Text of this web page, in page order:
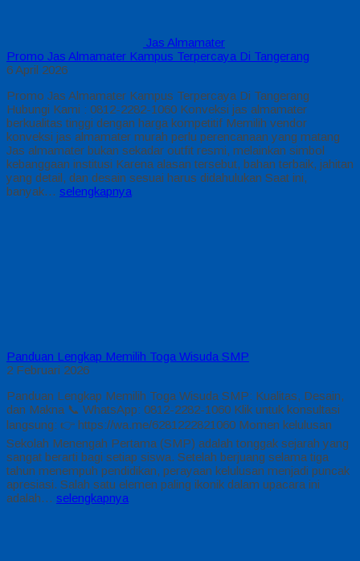
Jas Almamater
Promo Jas Almamater Kampus Terpercaya Di Tangerang
6 April 2026
Promo Jas Almamater Kampus Terpercaya Di Tangerang
Hubungi Kami : 0812-2282-1060 Konveksi jas almamater
berkualitas tinggi dengan harga kompetitif Memilih vendor
konveksi jas almamater murah perlu perencanaan yang matang
Jas almamater bukan sekadar outfit resmi, melainkan simbol
kebanggaan institusi Karena alasan tersebut, bahan terbaik, jahitan
yang detail, dan desain sesuai harus didahulukan Saat ini,
banyak… selengkapnya
Panduan Lengkap Memilih Toga Wisuda SMP
2 Februari 2026
Panduan Lengkap Memilih Toga Wisuda SMP: Kualitas, Desain,
dan Makna 📞 WhatsApp: 0812-2282-1060 Klik untuk konsultasi
langsung: 👉 https://wa.me/6281222821060 Momen kelulusan
Sekolah Menengah Pertama (SMP) adalah tonggak sejarah yang
sangat berarti bagi setiap siswa. Setelah berjuang selama tiga
tahun menempuh pendidikan, perayaan kelulusan menjadi puncak
apresiasi. Salah satu elemen paling ikonik dalam upacara ini
adalah… selengkapnya